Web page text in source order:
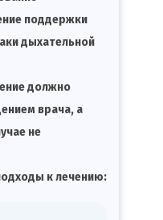
поддержки
дыхательной
должно
врача, а
не
к лечению: